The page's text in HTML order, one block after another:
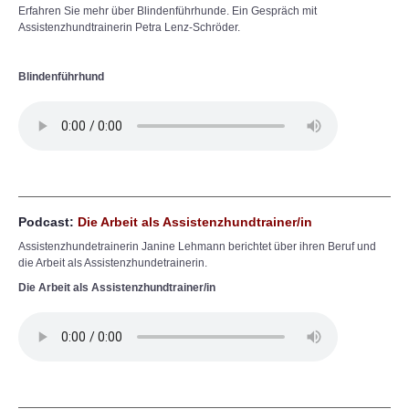
Erfahren Sie mehr über Blindenführhunde. Ein Gespräch mit
Assistenzhundtrainerin Petra Lenz-Schröder.
Blindenführhund
Podcast: Die Arbeit als Assistenzhundtrainer/in
Assistenzhundetrainerin Janine Lehmann berichtet über ihren Beruf und
die Arbeit als Assistenzhundetrainerin.
Die Arbeit als Assistenzhundtrainer/in